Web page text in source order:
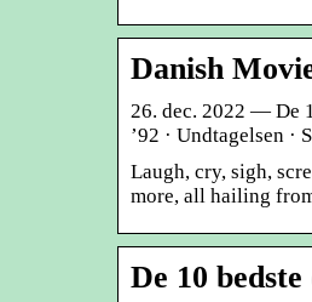
Danish
26. dec. 2022 — De
’92 · Undtagelsen
Laugh, cry, sigh,
more, all hailing
De 10